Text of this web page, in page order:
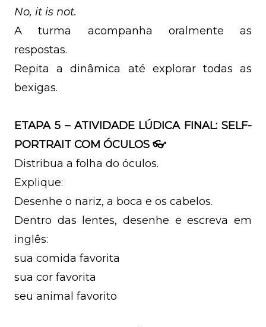
No, it is not.
A turma acompanha oralmente as
respostas.
Repita a dinâmica até explorar todas as
bexigas.
ETAPA 5 – ATIVIDADE LÚDICA FINAL: SELF-
PORTRAIT COM ÓCULOS 👓
Distribua a folha do óculos.
Explique:
Desenhe o nariz, a boca e os cabelos.
Dentro das lentes, desenhe e escreva em
inglês:
sua comida favorita
sua cor favorita
seu animal favorito